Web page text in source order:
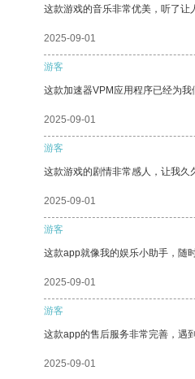
这款游戏的音乐非常优美，听了让
2025-09-01
游客
这款加速器VPM应用程序已经为我
2025-09-01
游客
这款游戏的剧情非常感人，让我久
2025-09-01
游客
这款app就像我的娱乐小助手，随
2025-09-01
游客
这款app的售后服务非常完善，遇
2025-09-01